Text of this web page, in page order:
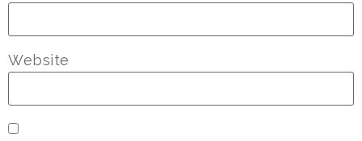
Website